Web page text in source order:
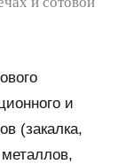
и
(закалка,